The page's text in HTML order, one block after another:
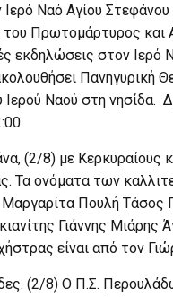
Ναό Αγίου
Πρωτομάρτυρος και
εκδηλώσεις στον Ιερό
Πανηγυρική
Ιερού Ναού στη νησίδα.
(2/8) με Κερκυραίους
Τα ονόματα των
Μαργαρίτα Πουλή
Γιάννης Μιάρης
είναι από τον
(2/8) Ο Π.Σ.